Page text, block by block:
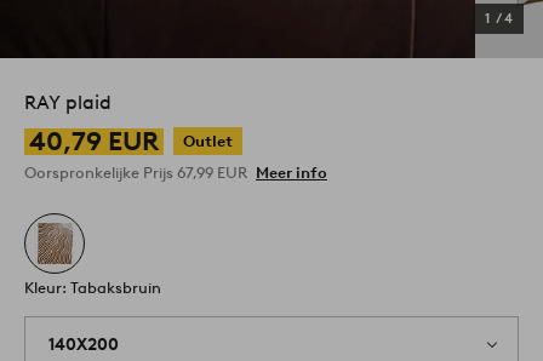
1 /4
RAY plaid
40,79 EUR
Outlet
Oorspronkelijke Prijs 67,99 EUR Meer info
Kleur: Tabaksbruin
140X200